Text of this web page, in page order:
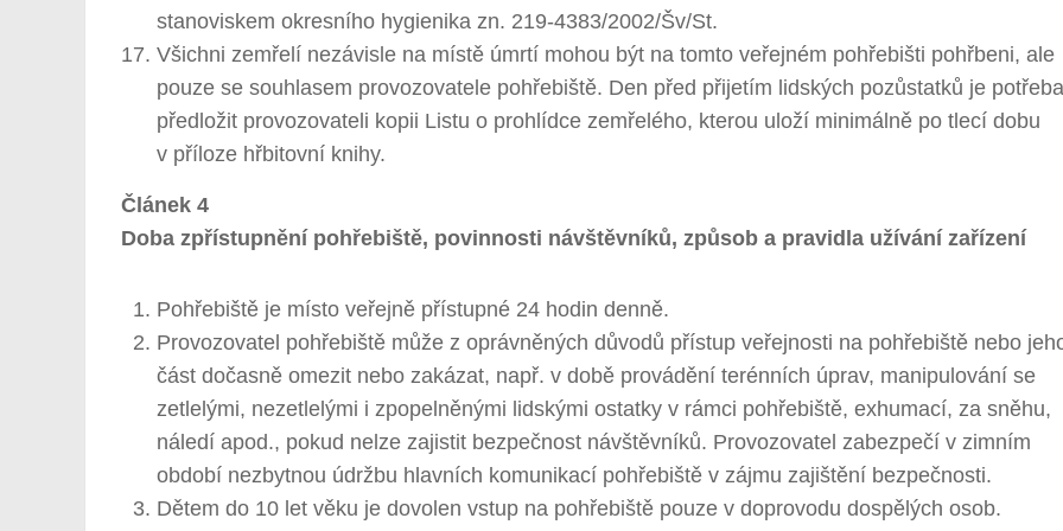
stanoviskem okresního hygienika zn. 219-4383/2002/Šv/St.
Všichni zemřelí nezávisle na místě úmrtí mohou být na tomto veřejném pohřebišti pohřbeni, ale
pouze se souhlasem provozovatele pohřebiště. Den před přijetím lidských pozůstatků je potřeba
předložit provozovateli kopii Listu o prohlídce zemřelého, kterou uloží minimálně po tlecí dobu
v příloze hřbitovní knihy.
Článek 4
Doba zpřístupnění pohřebiště, povinnosti návštěvníků, způsob a pravidla užívání zařízení
Pohřebiště je místo veřejně přístupné 24 hodin denně.
Provozovatel pohřebiště může z oprávněných důvodů přístup veřejnosti na pohřebiště nebo
část dočasně omezit nebo zakázat, např. v době provádění terénních úprav, manipulování se
zetlelými, nezetlelými i zpopelněnými lidskými ostatky v rámci pohřebiště, exhumací, za sněhu,
náledí apod., pokud nelze zajistit bezpečnost návštěvníků. Provozovatel zabezpečí v zimním
období nezbytnou údržbu hlavních komunikací pohřebiště v zájmu zajištění bezpečnosti.
Dětem do 10 let věku je dovolen vstup na pohřebiště pouze v doprovodu dospělých osob.